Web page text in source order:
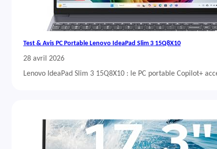
Test & Avis PC Portable Lenovo IdeaPad Slim 3 15Q8X10
28 avril 2026
Lenovo IdeaPad Slim 3 15Q8X10 : le PC portable Copilot+